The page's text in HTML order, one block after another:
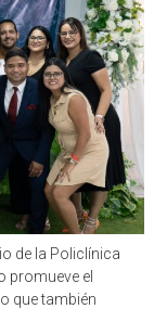
de la Policlínica
promueve el
que también